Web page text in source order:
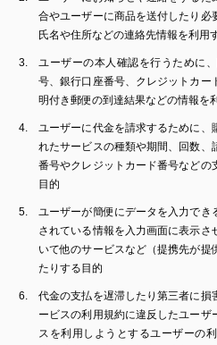
合やユーザーに商品を送付したり必
氏名や住所などの連絡先情報を利用
ユーザーの本人確認を行うために
号、銀行口座番号、クレジットカー
明付き郵便の到達結果などの情報を
ユーザーに代金を請求するために、
れたサービスの種類や期間、回数、
番号やクレジットカード番号などの
目的
ユーザーが簡便にデータを入力でき
されている情報を入力画面に表示
いて他のサービスなど（提携先が提
たりする目的
代金の支払を遅滞したり第三者に損
ービスの利用規約に違反したユー
スを利用しようとするユーザーの